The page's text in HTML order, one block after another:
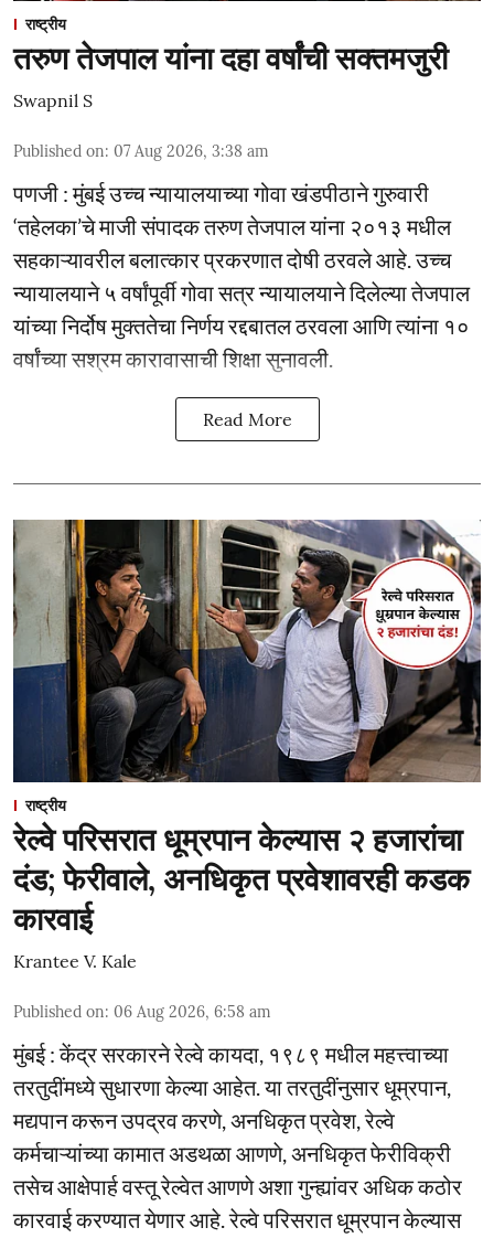
राष्ट्रीय
तरुण तेजपाल यांना दहा वर्षांची सक्तमजुरी
Swapnil S
Published on: 07 Aug 2026, 3:38 am
पणजी : मुंबई उच्च न्यायालयाच्या गोवा खंडपीठाने गुरुवारी
‘तहेलका’चे माजी संपादक तरुण तेजपाल यांना २०१३ मधील
सहकाऱ्यावरील बलात्कार प्रकरणात दोषी ठरवले आहे. उच्च
न्यायालयाने ५ वर्षांपूर्वी गोवा सत्र न्यायालयाने दिलेल्या तेजपाल
यांच्या निर्दोष मुक्ततेचा निर्णय रद्दबातल ठरवला आणि त्यांना १०
वर्षांच्या सश्रम कारावासाची शिक्षा सुनावली.
Read More
राष्ट्रीय
रेल्वे परिसरात धूम्रपान केल्यास २ हजारांचा
दंड; फेरीवाले, अनधिकृत प्रवेशावरही कडक
कारवाई
Krantee V. Kale
Published on: 06 Aug 2026, 6:58 am
मुंबई : केंद्र सरकारने रेल्वे कायदा, १९८९ मधील महत्त्वाच्या
तरतुदींमध्ये सुधारणा केल्या आहेत. या तरतुदींनुसार धूम्रपान,
मद्यपान करून उपद्रव करणे, अनधिकृत प्रवेश, रेल्वे
कर्मचाऱ्यांच्या कामात अडथळा आणणे, अनधिकृत फेरीविक्री
तसेच आक्षेपार्ह वस्तू रेल्वेत आणणे अशा गुन्ह्यांवर अधिक कठोर
कारवाई करण्यात येणार आहे. रेल्वे परिसरात धूम्रपान केल्यास